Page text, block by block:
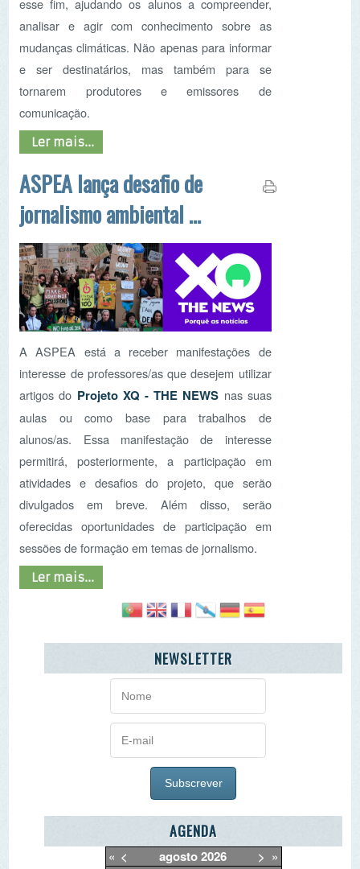
ASPEA lança desafio de
jornalismo ambiental às
escolas de ensino
básico e secundário
interesse de professores/as que desejem utilizar
artigos doProjeto XQ - THE NEWS
aulas ou como base para trabalhos de
alunos/as. Essa manifestação de interesse
permitirá, posteriormente, a participação em
atividades e desafios do projeto, que serão
divulgados em breve. Além disso, serão
oferecidas oportunidades de participação em
sessões de formação em temas de jornalismo.
Ler mais...
NEWSLETTER
AGENDA
D 2ª 3ª 4ª 5ª 6ª Sb
28 29 30 31
2 3 4 5 6 7
8
10 11
16 17 18 19 20 21 22
24 25
1 2 3 4
O PORQUÊ DAS NOTÍCIAS